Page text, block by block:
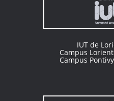
IUT de
Campus Lorient
Campus Pontivy